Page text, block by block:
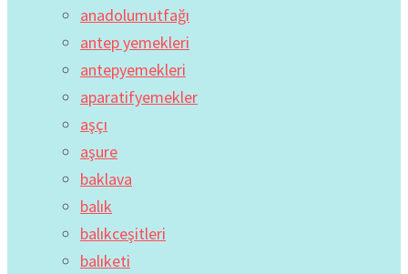
anadolumutfağı
antep yemekleri
antepyemekleri
aparatifyemekler
aşçı
aşure
baklava
balık
balıkceşitleri
balıketi